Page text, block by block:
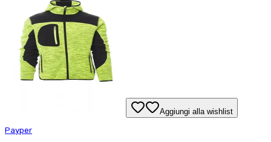
Aggiungi alla wishlist
Payper